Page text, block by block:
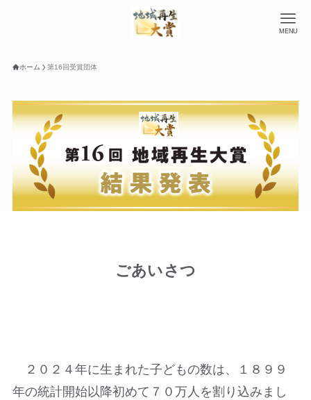
MENU
ホーム 第16回受賞団体
ごあいさつ
２０２４年に生まれた子どもの数は、１８９９
年の統計開始以降初めて７０万人を割り込みまし